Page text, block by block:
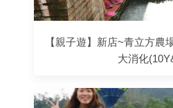
【親子遊】新店~青立方農
大消化